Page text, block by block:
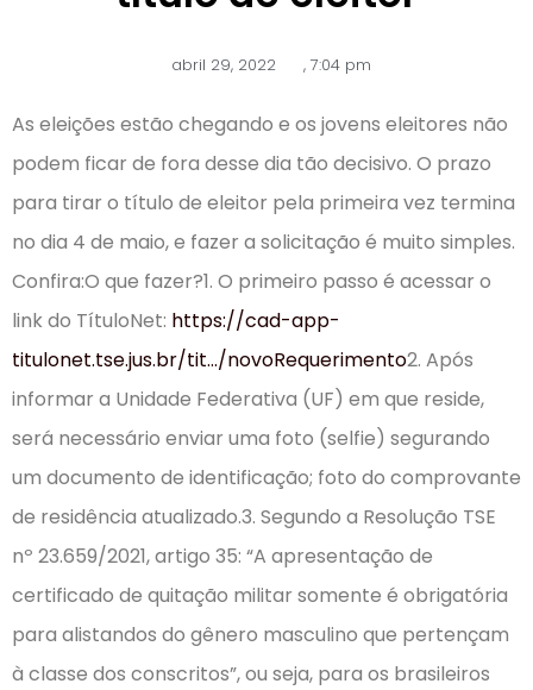
abril 29, 2022 , 7:04 pm
As eleições estão chegando e os jovens eleitores não
podem ficar de fora desse dia tão decisivo. O prazo
para tirar o título de eleitor pela primeira vez termina
no dia 4 de maio, e fazer a solicitação é muito simples.
Confira:O que fazer?1. O primeiro passo é acessar o
link do TítuloNet: https://cad-app-
titulonet.tse.jus.br/tit…/novoRequerimento2. Após
informar a Unidade Federativa (UF) em que reside,
será necessário enviar uma foto (selfie) segurando
um documento de identificação; foto do comprovante
de residência atualizado.3. Segundo a Resolução TSE
nº 23.659/2021, artigo 35: “A apresentação de
certificado de quitação militar somente é obrigatória
para alistandos do gênero masculino que pertençam
à classe dos conscritos”, ou seja, para os brasileiros